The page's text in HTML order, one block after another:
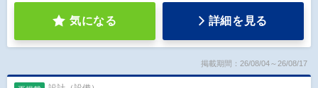
気になる 詳細を見る
掲載期間：26/08/04～26/08/17